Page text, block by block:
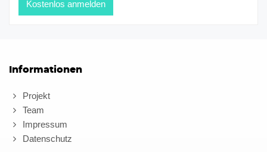
Informationen
Projekt
Team
Impressum
Datenschutz